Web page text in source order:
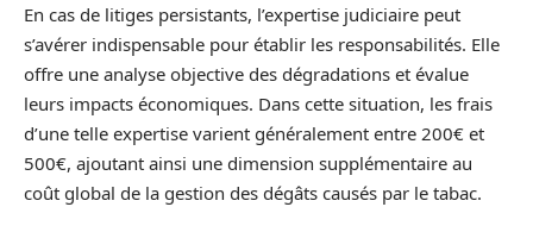
En cas de litiges persistants, l’expertise judiciaire peut
s’avérer indispensable pour établir les responsabilités. Elle
offre une analyse objective des dégradations et évalue
leurs impacts économiques. Dans cette situation, les frais
d’une telle expertise varient généralement entre 200€ et
500€, ajoutant ainsi une dimension supplémentaire au
coût global de la gestion des dégâts causés par le tabac.